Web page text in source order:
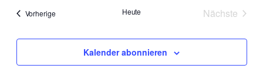
VorherigeVeranstaltungen Heute
Nächste
Kalender abonnieren